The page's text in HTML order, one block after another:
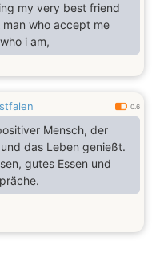
my very best friend
man who accept me
i am,
0.6
Mensch, der
das Leben genießt.
gutes Essen und